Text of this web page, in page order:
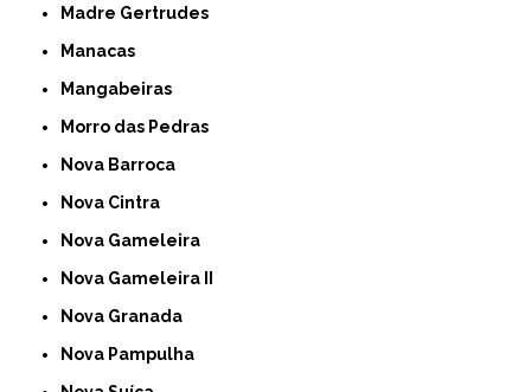
Madre Gertrudes
Manacas
Mangabeiras
Morro das Pedras
Nova Barroca
Nova Cintra
Nova Gameleira
Nova Gameleira II
Nova Granada
Nova Pampulha